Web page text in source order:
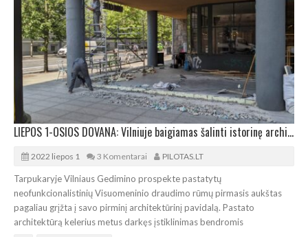
LIEPOS 1-OSIOS DOVANA: Vilniuje baigiamas šalinti istorinę architektūrą darkęs įstiklinimas
2022 liepos 1 3 Komentarai PILOTAS.LT
Tarpukaryje Vilniaus Gedimino prospekte pastatytų
neofunkcionalistinių Visuomeninio draudimo rūmų pirmasis aukštas
pagaliau grįžta į savo pirminį architektūrinį pavidalą. Pastato
architektūrą kelerius metus darkęs įstiklinimas bendromis